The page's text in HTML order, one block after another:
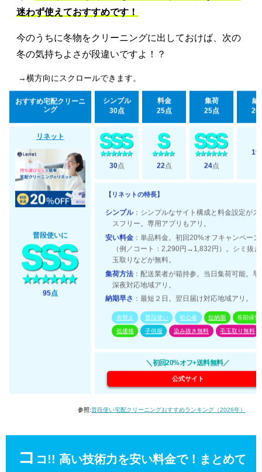
迷わず使えておすすめです！
今のうちに冬物をクリーニングに出しておけば、次の
冬の気持ちよさが段違いですよ！？
→横方向にスクロールできます。
おすすめ宅配クリーニ
ング
シンプル
30点
料金
25点
集荷
25点
納
20
リネット
普段使いに
95点
30点 22点 24点
19
【リネットの特長】
シンプル：シンプルなサイト構成と料金設定がス
スフリー。専用アプリもアリ。
安い料金 ：単品料金。初回20%オフキャンペーン
（例／コート：2,290円→1,832円）。シミ抜
玉取りなどが無料。
集荷方法 ：配送業者が箱持参。当日集荷可能。早
深夜対応地域アリ。
納期早さ ：最短２日。翌日届け対応地域アリ。
衣替え 普段使い 初心者 短納期 長期保管
低価格 子供服 染み抜き無料 毛玉取り無料
＼初回20%オフ+送料無料／
公式サイト
参照:普段使い宅配クリーニングおすすめランキング（2026年）
コ コ!! 高い技術力を安い料金で！まとめて